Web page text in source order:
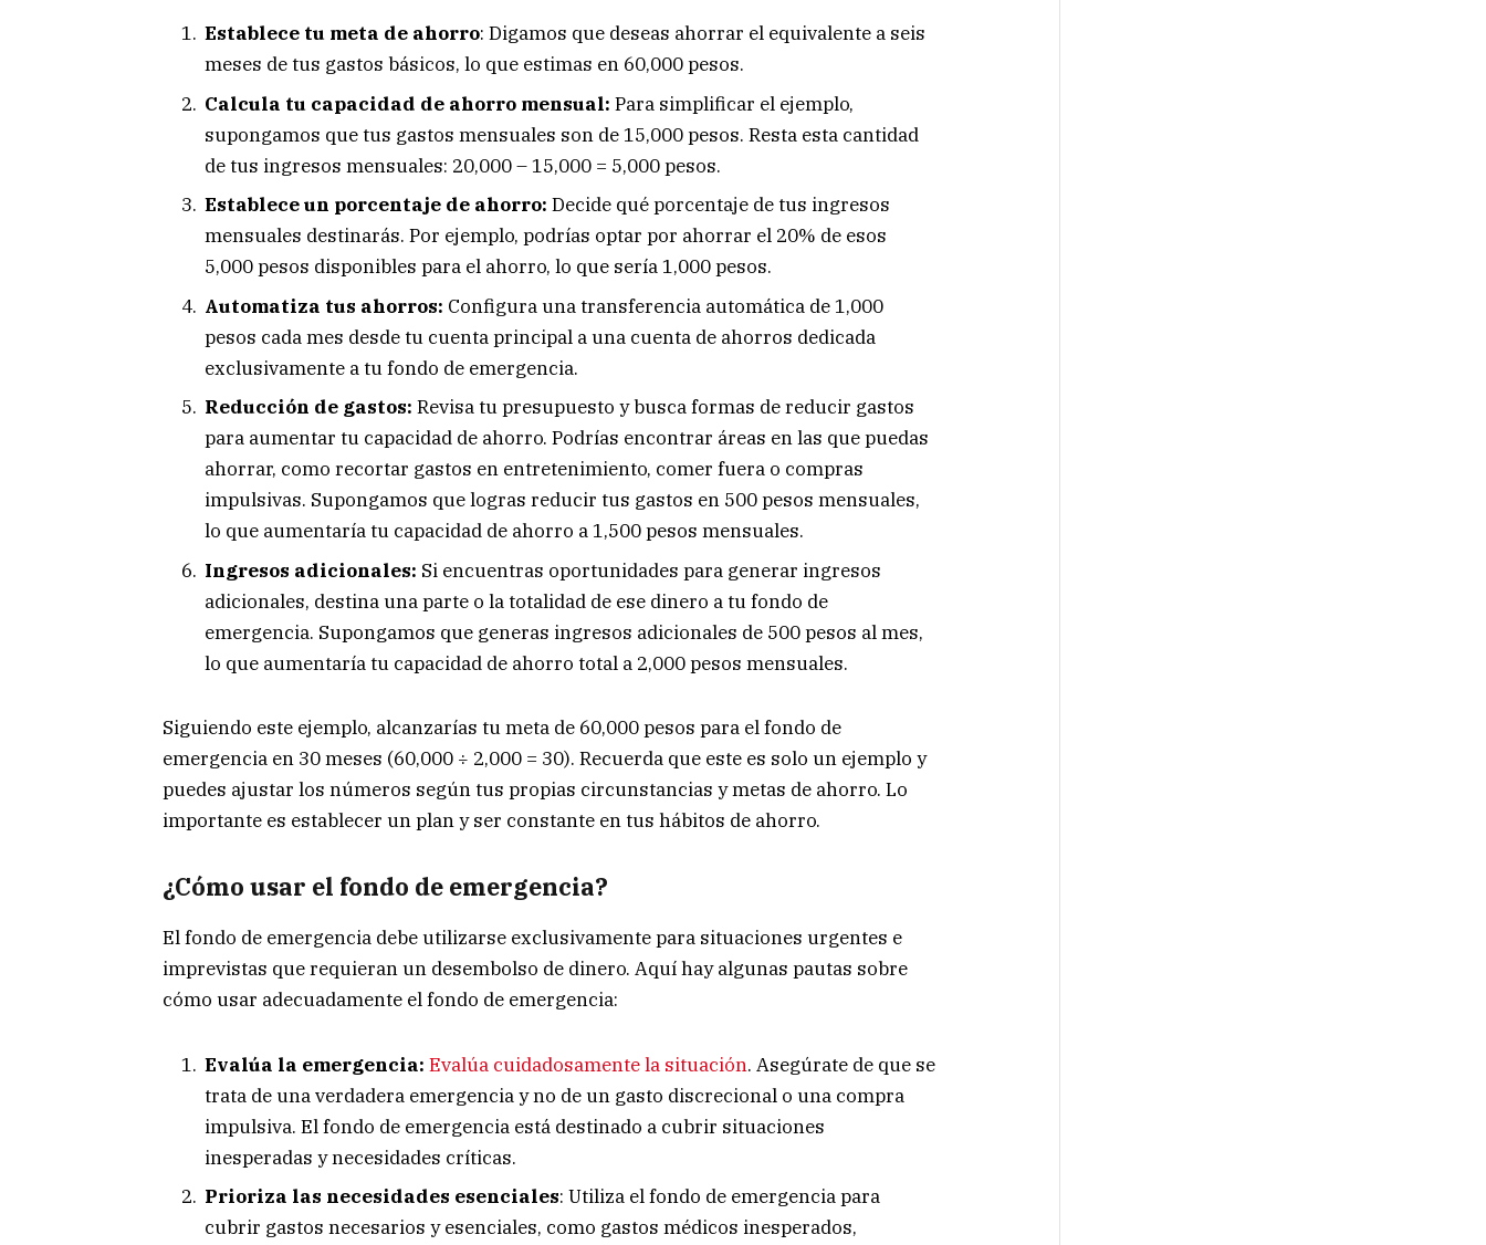
Establece tu meta de ahorro: Digamos que deseas ahorrar el equivalente a seis
meses de tus gastos básicos, lo que estimas en 60,000 pesos.
Calcula tu capacidad de ahorro mensual: Para simplificar el ejemplo,
supongamos que tus gastos mensuales son de 15,000 pesos. Resta esta cantidad
de tus ingresos mensuales: 20,000 – 15,000 = 5,000 pesos.
Establece un porcentaje de ahorro: Decide qué porcentaje de tus ingresos
mensuales destinarás. Por ejemplo, podrías optar por ahorrar el 20% de esos
5,000 pesos disponibles para el ahorro, lo que sería 1,000 pesos.
Automatiza tus ahorros: Configura una transferencia automática de 1,000
pesos cada mes desde tu cuenta principal a una cuenta de ahorros dedicada
exclusivamente a tu fondo de emergencia.
Reducción de gastos: Revisa tu presupuesto y busca formas de reducir gastos
para aumentar tu capacidad de ahorro. Podrías encontrar áreas en las que puedas
ahorrar, como recortar gastos en entretenimiento, comer fuera o compras
impulsivas. Supongamos que logras reducir tus gastos en 500 pesos mensuales,
lo que aumentaría tu capacidad de ahorro a 1,500 pesos mensuales.
Ingresos adicionales: Si encuentras oportunidades para generar ingresos
adicionales, destina una parte o la totalidad de ese dinero a tu fondo de
emergencia. Supongamos que generas ingresos adicionales de 500 pesos al mes,
lo que aumentaría tu capacidad de ahorro total a 2,000 pesos mensuales.
Siguiendo este ejemplo, alcanzarías tu meta de 60,000 pesos para el fondo de
emergencia en 30 meses (60,000 ÷ 2,000 = 30). Recuerda que este es solo un ejemplo y
puedes ajustar los números según tus propias circunstancias y metas de ahorro. Lo
importante es establecer un plan y ser constante en tus hábitos de ahorro.
¿Cómo usar el fondo de emergencia?
El fondo de emergencia debe utilizarse exclusivamente para situaciones urgentes e
imprevistas que requieran un desembolso de dinero. Aquí hay algunas pautas sobre
cómo usar adecuadamente el fondo de emergencia:
Evalúa la emergencia: Evalúa cuidadosamente la situación. Asegúrate de que se
trata de una verdadera emergencia y no de un gasto discrecional o una compra
impulsiva. El fondo de emergencia está destinado a cubrir situaciones
inesperadas y necesidades críticas.
Prioriza las necesidades esenciales: Utiliza el fondo de emergencia para
cubrir gastos necesarios y esenciales, como gastos médicos inesperados,